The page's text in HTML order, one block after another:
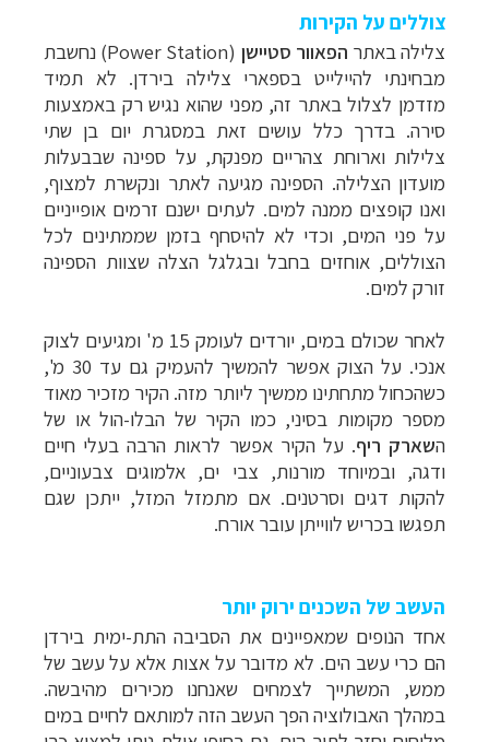
צוללים על הקירות
צלילה באתר הפאוור סטיישן (
Power Station) נחשבת
מבחינתי להיילייט בספארי צלילה בירדן. לא תמיד
מזדמן לצלול באתר זה, מפני שהוא נגיש רק באמצעות
סירה. בדרך כלל עושים זאת במסגרת יום בן שתי
צלילות וארוחת צהריים מפנקת, על ספינה שבבעלות
מועדון הצלילה. הספינה מגיעה לאתר ונקשרת למצוף,
ואנו קופצים ממנה למים. לעתים ישנם זרמים אופייניים
על פני המים, וכדי לא להיסחף בזמן שממתינים לכל
הצוללים, אוחזים בחבל ובגלגל הצלה שצוות הספינה
זורק למים.
לאחר שכולם במים, יורדים לעומק 15 מ' ומגיעים לצוק
אנכי. על הצוק אפשר להמשיך להעמיק גם עד 30 מ',
כשהכחול מתחתינו ממשיך ליותר מזה. הקיר מזכיר מאוד
מספר מקומות בסיני, כמו הקיר של הבלו-הול או של
השארק ריף. על הקיר אפשר לראות הרבה בעלי חיים
ודגה, ובמיוחד מורנות, צבי ים, אלמוגים צבעוניים,
להקות דגים וסרטנים. אם מתמזל המזל, ייתכן שגם
תפגשו בכריש לווייתן עובר אורח.
העשב של השכנים ירוק יותר
אחד הנופים שמאפיינים את הסביבה התת-ימית בירדן
הם כרי עשב הים. לא מדובר על אצות אלא על עשב של
ממש, המשתייך לצמחים שאנחנו מכירים מהיבשה.
במהלך האבולוציה הפך העשב הזה למותאם לחיים במים